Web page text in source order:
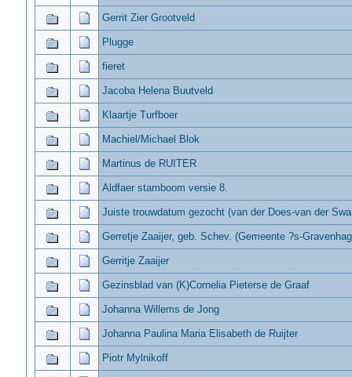
Gerrit Zier Grootveld
Plugge
fieret
Jacoba Helena Buutveld
Klaartje Turfboer
Machiel/Michael Blok
Martinus de RUITER
Aldfaer stamboom versie 8.
Juiste trouwdatum gezocht (van der Does-van der
Gerretje Zaaijer, geb. Schev. (Gemeente ?s-
Gerritje Zaaijer
Gezinsblad van (K)Cornelia Pieterse de Graaf
Johanna Willems de Jong
Johanna Paulina Maria Elisabeth de Ruijter
Piotr Mylnikoff